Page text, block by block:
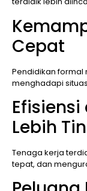
Cepat
Pendidikan formal
menghadapi
Lebih
Tenaga kerja
tepat, dan